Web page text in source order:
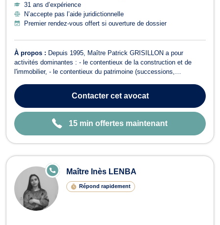
31 ans d’expérience
N’accepte pas l’aide juridictionnelle
Premier rendez-vous offert si ouverture de dossier
À propos : Depuis 1995, Maître Patrick GRISILLON a pour
activités dominantes : - le contentieux de la construction et de
l'immobilier, - le contentieux du patrimoine (successions,
et les procédures de divorce, - le contentieux des automobiles et
des bateaux de plaisance...
Contactercet avocat
15 min offertes maintenant
Maître Inès LENBA
Répond rapidement
E
N
E